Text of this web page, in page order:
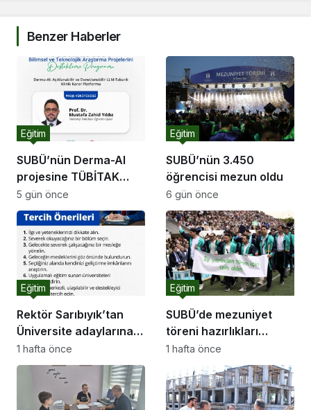
Benzer Haberler
SUBÜ’nün Derma-AI
projesine TÜBİTAK
desteği
Eğitim
5 gün önce
SUBÜ’nün 3.450
öğrencisi mezun oldu
Eğitim
6 gün önce
Rektör Sarıbıyık’tan
Üniversite adaylarına
tercihi önerileri
Eğitim
1 hafta önce
SUBÜ’de mezuniyet
töreni hazırlıkları
tamam
Eğitim
1 hafta önce